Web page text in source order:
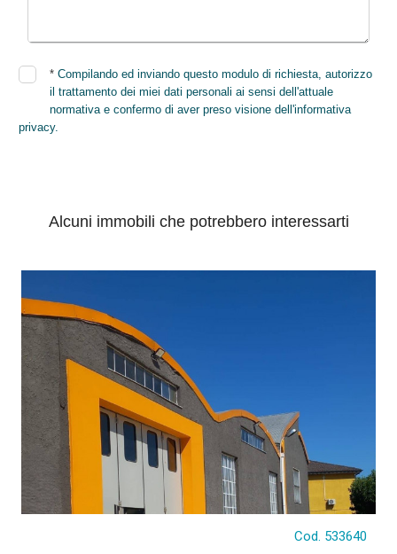
*Compilando ed inviando questo modulo di richiesta, autorizzo
il trattamento dei miei dati personali ai sensi dell'attuale
normativa e confermo di aver preso visione dell'informativa
privacy.